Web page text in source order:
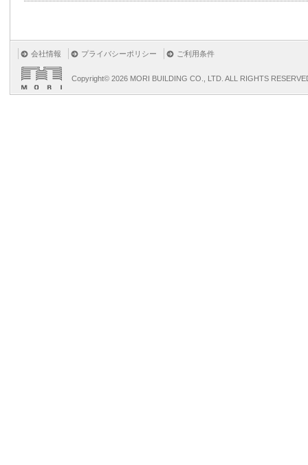
会社情報 プライバシーポリシー ご利用条件
Copyright© 2026 MORI BUILDING CO., LTD. ALL RIGHTS